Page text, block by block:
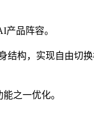
产品阵容。
构，实现自由切
之一优化。